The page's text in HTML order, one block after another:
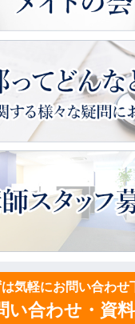
ところ？医学部に関
は気軽にお問い合わせ
い合わせ・資